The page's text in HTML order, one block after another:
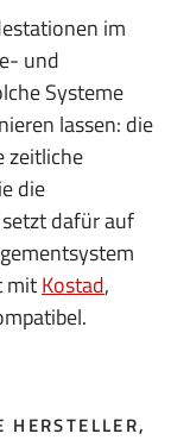
im
und
Systeme
lassen: die
zeitliche
die
dafür auf
mitKostad,